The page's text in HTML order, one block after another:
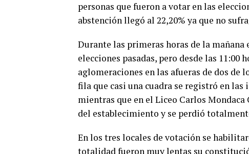
personas que fueron a votar en las
abstención llegó al 22,20% ya que no
Durante las primeras horas de la
elecciones pasadas, pero desde las
aglomeraciones en las afueras de dos de
fila que casi una cuadra se registró en
mientras que en el Liceo Carlos
del establecimiento y se perdió
En los tres locales de votación se
totalidad fueron muy lentas su